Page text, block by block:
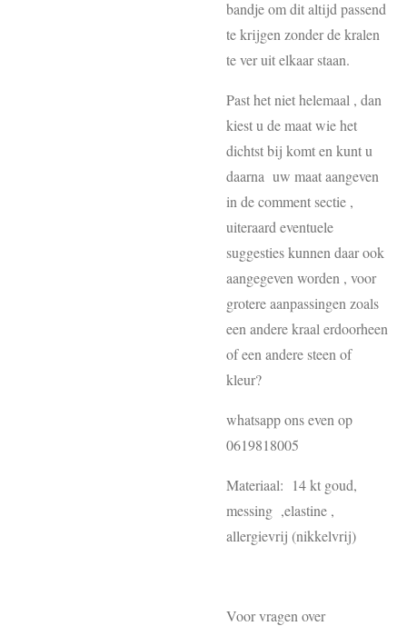
bandje om dit altijd passend
te krijgen zonder de kralen
te ver uit elkaar staan.
Past het niet helemaal , dan
kiest u de maat wie het
dichtst bij komt en kunt u
daarna uw maat aangeven
in de comment sectie ,
uiteraard eventuele
suggesties kunnen daar ook
aangegeven worden , voor
grotere aanpassingen zoals
een andere kraal erdoorheen
of een andere steen of
kleur?
whatsapp ons even op
0619818005
Materiaal: 14 kt goud,
messing ,elastine ,
allergievrij (nikkelvrij)
Voor vragen over